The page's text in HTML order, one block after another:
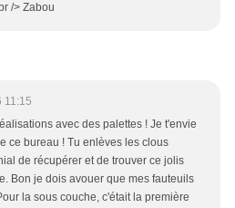
/> Zabou
11:15
avec des palettes ! Je t'envie
ce bureau ! Tu enlèves les clous
de récupérer et de trouver ce jolis
Bon je dois avouer que mes fauteuils
la sous couche, c'était la première